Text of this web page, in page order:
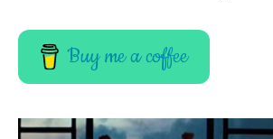
Buy me a coffee